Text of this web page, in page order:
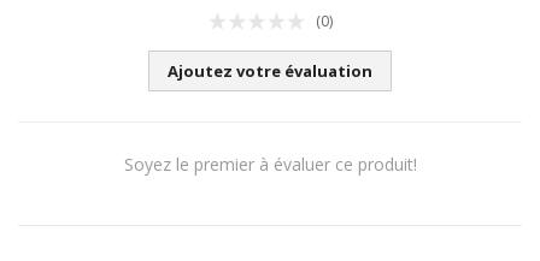
(0)
Ajoutez votre évaluation
Soyez le premier à évaluer ce produit!